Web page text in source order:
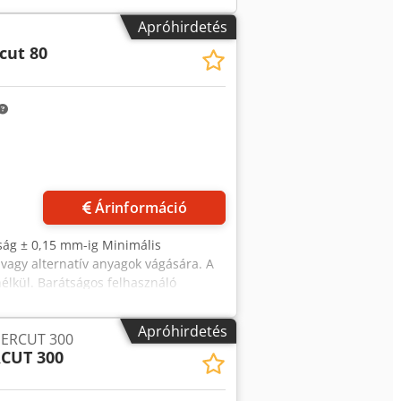
árfolyam-ingadozás esetén
Apróhirdetés
80
Árinformáció
± 0,15 mm-ig Minimális
alternatív anyagok vágására. A
Barátságos felhasználó
/ perc) a legjobb vágási minőségért
és a sebességváltás
gumi alapjárat hengerek állítható
pneumatikus nyomást biztosítsák
vágási teljesítmény érdekében. A
pengét vágás közben a penge
Apróhirdetés
300
300